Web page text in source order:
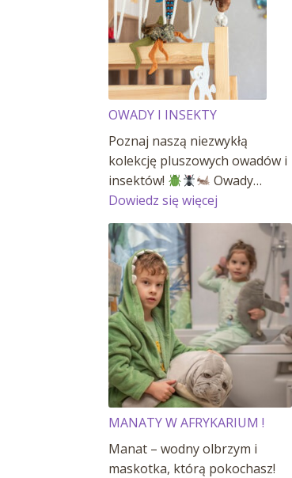
OWADY I INSEKTY
Poznaj naszą niezwykłą
kolekcję pluszowych owadów i
insektów!
Owady…
Dowiedz się więcej:
OWADY
INSEKTY
MANATY W AFRYKARIUM !
Manat – wodny olbrzym i
maskotka, którą pokochasz!